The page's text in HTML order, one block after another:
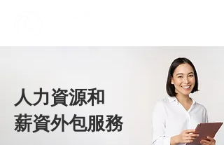
人力資源和
薪資外包服務